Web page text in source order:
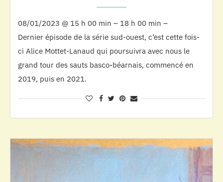
08/01/2023 @ 15 h 00 min – 18 h 00 min –
Dernier épisode de la série sud-ouest, c’est cette fois-
ci Alice Mottet-Lanaud qui poursuivra avec nous le
grand tour des sauts basco-béarnais, commencé en
2019, puis en 2021.